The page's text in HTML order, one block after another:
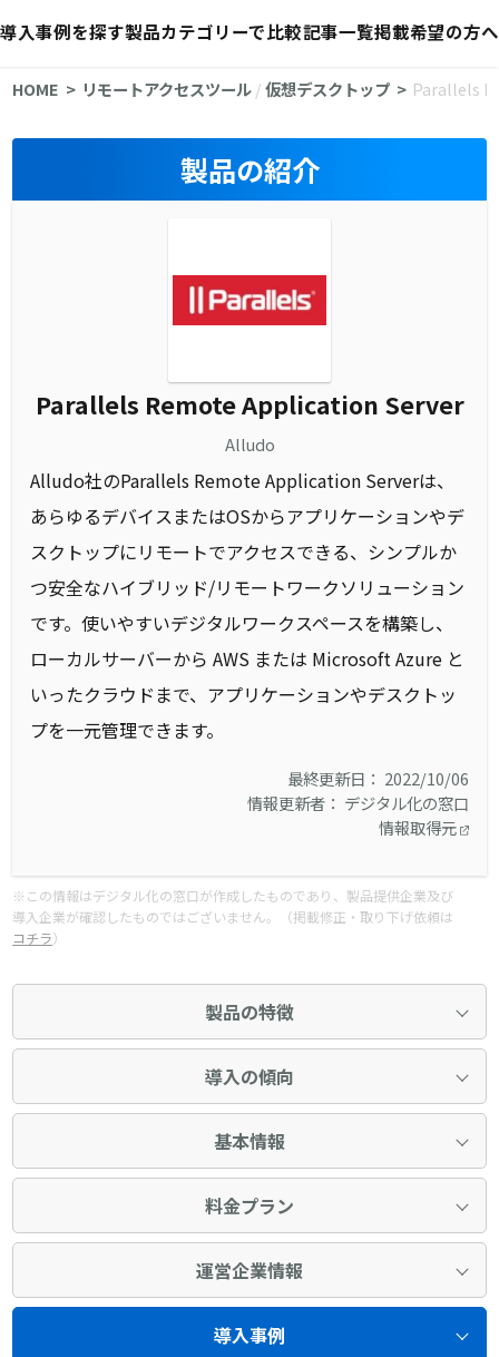
導入事例を探す製品カテゴリーで比較記事一覧掲載希望の方へ
HOME リモートアクセスツール/仮想デスクトップ Parallels
製品の紹介
Parallels Remote Application Server
Alludo
Alludo社のParallels Remote Application Serverは、
あらゆるデバイスまたはOSからアプリケーションやデ
スクトップにリモートでアクセスできる、シンプルか
つ安全なハイブリッド/リモートワークソリューション
です。使いやすいデジタルワークスペースを構築し、
ローカルサーバーから AWS または Microsoft Azure と
いったクラウドまで、アプリケーションやデスクトッ
プを一元管理できます。
最終更新日： 2022/10/06
情報更新者： デジタル化の窓口
情報取得元
※この情報はデジタル化の窓口が作成したものであり、製品提供企業及び
導入企業が確認したものではございません。（掲載修正・取り下げ依頼は
コチラ）
製品の特徴
導入の傾向
基本情報
料金プラン
運営企業情報
導入事例